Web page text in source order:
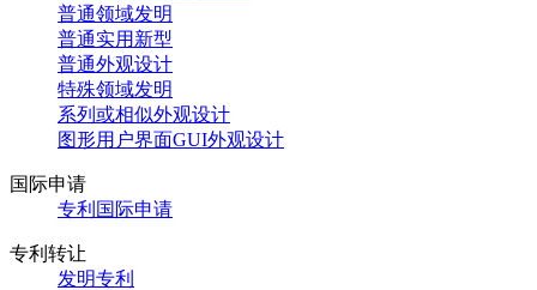
普通领域发明
普通实用新型
普通外观设计
特殊领域发明
系列或相似外观设计
图形用户界面GUI外观设计
国际申请
专利国际申请
专利转让
发明专利